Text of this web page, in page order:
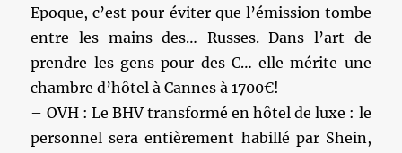
Epoque, c’est pour éviter que l’émission tombe
entre les mains des… Russes. Dans l’art de
prendre les gens pour des C… elle mérite une
chambre d’hôtel à Cannes à 1700€!
– OVH : Le BHV transformé en hôtel de luxe : le
personnel sera entièrement habillé par Shein,